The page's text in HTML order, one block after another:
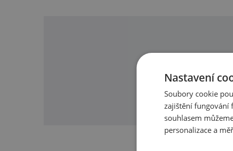
O
Nastavení
Soubory cookie
zajištění fungování
souhlasem
personalizace a